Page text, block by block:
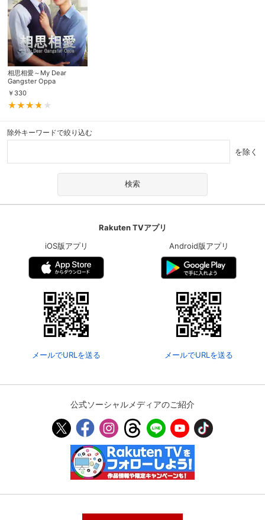
相思相愛～My Dear
Gangster Oppa
￥ 330
除外キーワードで絞り込む
を除く
Rakuten TVアプリ
iOS版アプリ
メールでURLを送る
Android版アプリ
メールでURLを送る
公式ソーシャルメディアのご紹介